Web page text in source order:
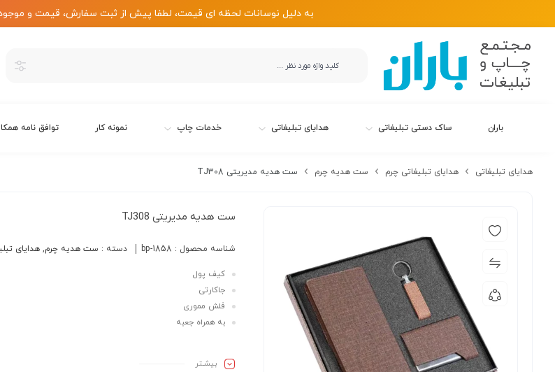
به دلیل نوسانات لحظه ای قیمت، لطفا پیش از ثبت سفارش، قیمت و
باران ساک دستی تبلیغاتی هدایای تبلیغاتی خدمات چاپ نمونه کار توافق نامه
هدایای تبلیغاتی هدایای تبلیغاتی چرم ست هدیه چرم ست هدیه مدیریتی TJ308
ست هدیه مدیریتی TJ308
شناسه محصول : bp-1858 دسته : ست هدیه چرم, هدایای
کیف پول
جاکارتی
فلش مموری
به همراه جعبه
بیشـتر